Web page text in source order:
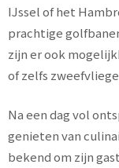
IJssel of het
prachtige
zijn er ook
of zelfs
Na een dag vol
genieten van
bekend om zijn